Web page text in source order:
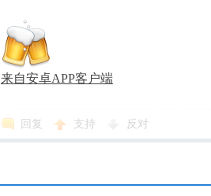
来自安卓APP客户端
回复 支持 反对